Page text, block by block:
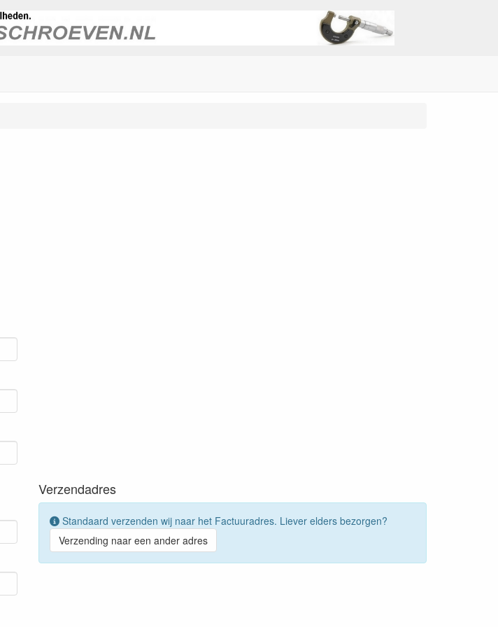
Verzendadres
Standaard verzenden wij naar het Factuuradres. Liever elders bezorgen?
Verzending naar een ander adres